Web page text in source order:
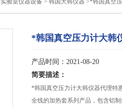
实验室仪器设备 > 韩国大韩仪器 >*韩国真空
*韩国真空压力计大韩
产品时间：2021-08-20
简要描述：
*韩国真空压力计大韩仪器代理特
全线的加热套系列产品，包含铝